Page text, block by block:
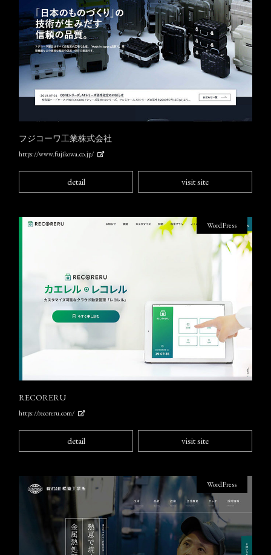
フジコーワ工業株式会社
https://www.fujikowa.co.jp/
detail visit site
RECORERU
https://recoreru.com/
WordPress
detail visit site
WordPress